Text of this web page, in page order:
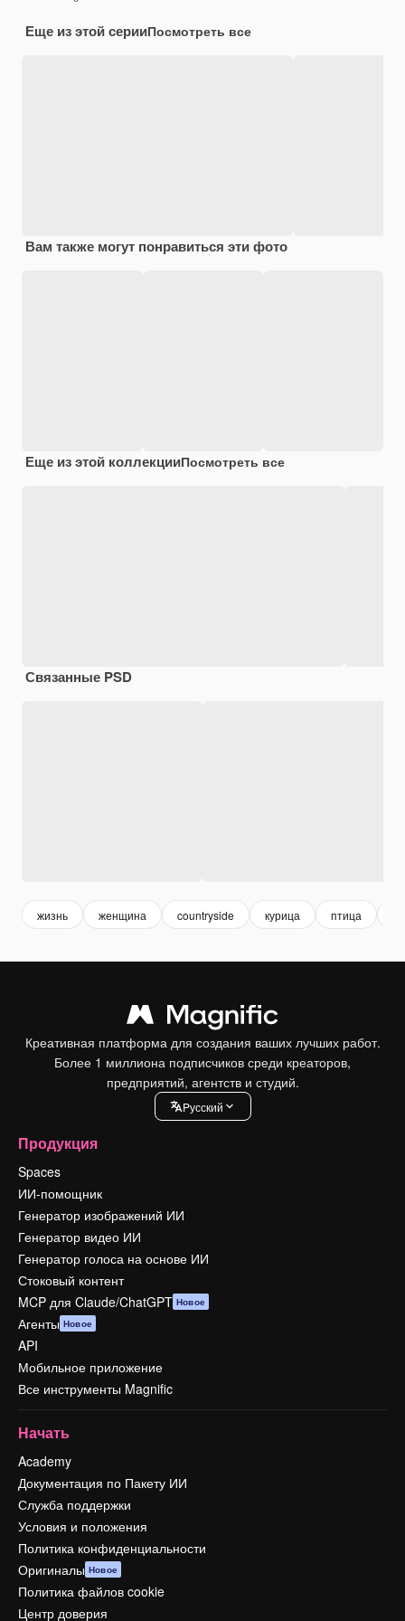
Еще из этой серииПосмотреть все
Вам также могут понравиться эти фото
Еще из этой коллекцииПосмотреть все
Связанные PSD
жизнь женщина countryside курица птица
Креативная платформа для создания ваших лучших работ.
Более 1 миллиона подписчиков среди креаторов,
предприятий, агентств и студий.
Pусский
Продукция
Spaces
ИИ-помощник
Генератор изображений ИИ
Генератор видео ИИ
Генератор голоса на основе ИИ
Стоковый контент
MCP для Claude/ChatGPT Новое
Агенты Новое
API
Мобильное приложение
Все инструменты Magnific
Начать
Academy
Документация по Пакету ИИ
Служба поддержки
Условия и положения
Политика конфиденциальности
Оригиналы Новое
Политика файлов cookie
Центр доверия